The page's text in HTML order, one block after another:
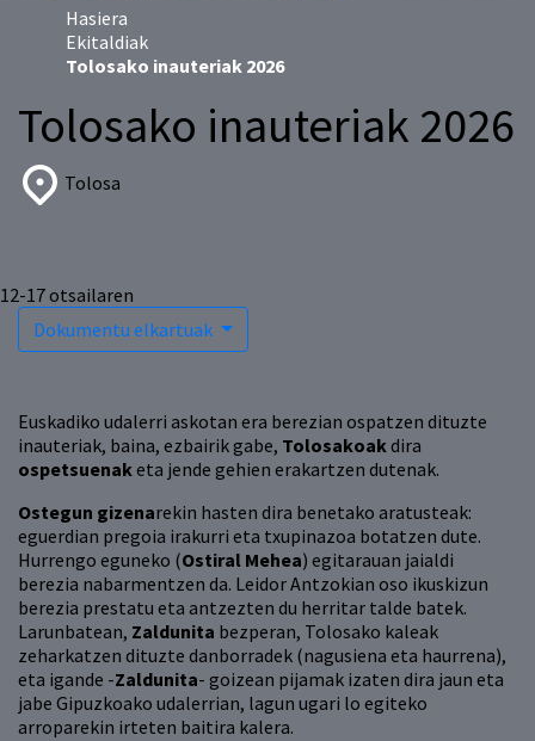
Hasiera
Ekitaldiak
Tolosako inauteriak 2026
Tolosako inauteriak 2026
Tolosa
12-17otsailaren
Dokumentu elkartuak
Euskadiko udalerri askotan era berezian ospatzen dituzte
inauteriak, baina, ezbairik gabe, Tolosakoakdira
ospetsuenaketa jende gehien erakartzen dutenak.
Ostegun gizenarekin hasten dira benetako aratusteak:
eguerdian pregoia irakurri eta txupinazoa botatzen dute.
Hurrengo eguneko (Ostiral Mehea) egitarauan jaialdi
berezia nabarmentzen da. Leidor Antzokian oso ikuskizun
berezia prestatu eta antzezten du herritar talde batek.
Larunbatean, Zaldunita bezperan, Tolosako kaleak
zeharkatzen dituzte danborradek (nagusiena eta haurrena),
eta igande -Zaldunita- goizean pijamak izaten dira jaun eta
jabe Gipuzkoako udalerrian, lagun ugari lo egiteko
arroparekin irteten baitira kalera.